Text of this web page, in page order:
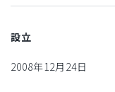
設立
2008年12月24日